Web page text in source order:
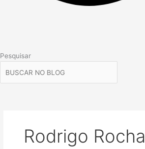
Pesquisar
Rodrigo Rocha